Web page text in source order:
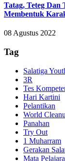
Tatag, Teteg Dan
Membentuk
08 Agustus 2022
Tag
Salatiga
3R
Tes
Hari Kartini
Pelantikan
World
Panahan
Try Out
1 Muharram
Gerakan
Mata